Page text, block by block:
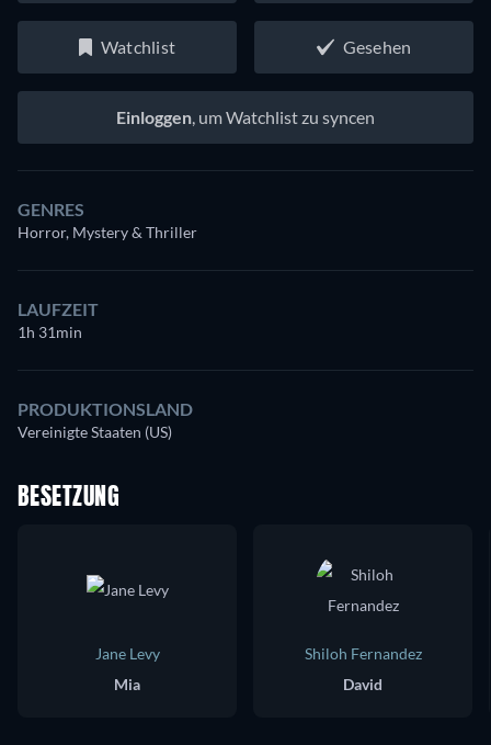
Watchlist Gesehen
Einloggen, um Watchlist zu syncen
GENRES
Horror, Mystery & Thriller
LAUFZEIT
1h 31min
PRODUKTIONSLAND
Vereinigte Staaten (US)
BESETZUNG
Jane Levy
Mia
Shiloh Fernandez
David